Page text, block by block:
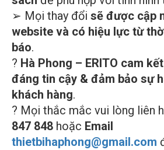
➢ Mọi thay đổi sẽ được cập
website và có hiệu lực từ
báo.
? Hà Phong – ERITO cam
đáng tin cậy & đảm bảo sự
khách hàng.
? Mọi thắc mắc vui lòng liên
847 848 hoặc Email
thietbihaphong@gmail.com